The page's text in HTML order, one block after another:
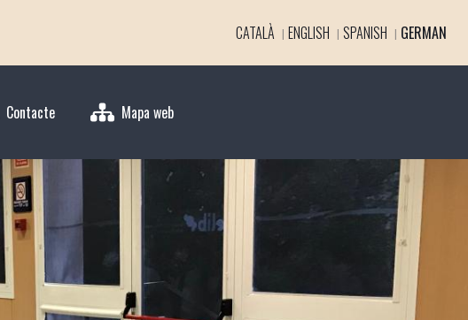
CATALÀ ENGLISH SPANISH GERMAN
Contacte Mapa web